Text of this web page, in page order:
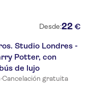
Desde:22 €
Studio Londres -
Potter, con
de lujo
·Cancelación gratuita